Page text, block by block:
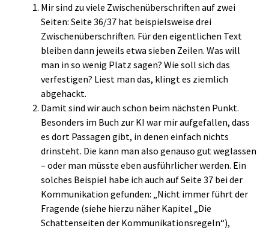
Mir sind zu viele Zwischenüberschriften auf zwei
Seiten: Seite 36/37 hat beispielsweise drei
Zwischenüberschriften. Für den eigentlichen Text
bleiben dann jeweils etwa sieben Zeilen. Was will
man in so wenig Platz sagen? Wie soll sich das
verfestigen? Liest man das, klingt es ziemlich
abgehackt.
Damit sind wir auch schon beim nächsten Punkt.
Besonders im Buch zur KI war mir aufgefallen, dass
es dort Passagen gibt, in denen einfach nichts
drinsteht. Die kann man also genauso gut weglassen
– oder man müsste eben ausführlicher werden. Ein
solches Beispiel habe ich auch auf Seite 37 bei der
Kommunikation gefunden: „Nicht immer führt der
Fragende (siehe hierzu näher Kapitel „Die
Schattenseiten der Kommunikationsregeln“),